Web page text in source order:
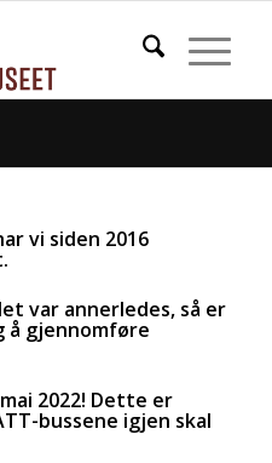
vi siden 2016
var annerledes, så er
å gjennomføre
2022! Dette er
bussene igjen skal